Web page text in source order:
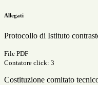
Allegati
Protocollo di Istituto
File PDF
Contatore click: 3
Costituzione comitato